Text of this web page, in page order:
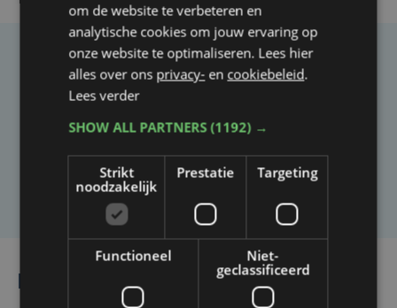
Taalfout opgemerkt?
Heb je een taal- of schrijffout opgemerkt in dit
artikel?
Laat het ons weten
om de website te verbeteren en
analytische cookies om jouw ervaring op
onze website te optimaliseren. Lees hier
alles over ons privacy- en cookiebeleid.
Lees verder
SHOW ALL PARTNERS(1192) →
Strikt
noodzakelijk
Prestatie Targeting
Functioneel
Niet-
geclassificeerd